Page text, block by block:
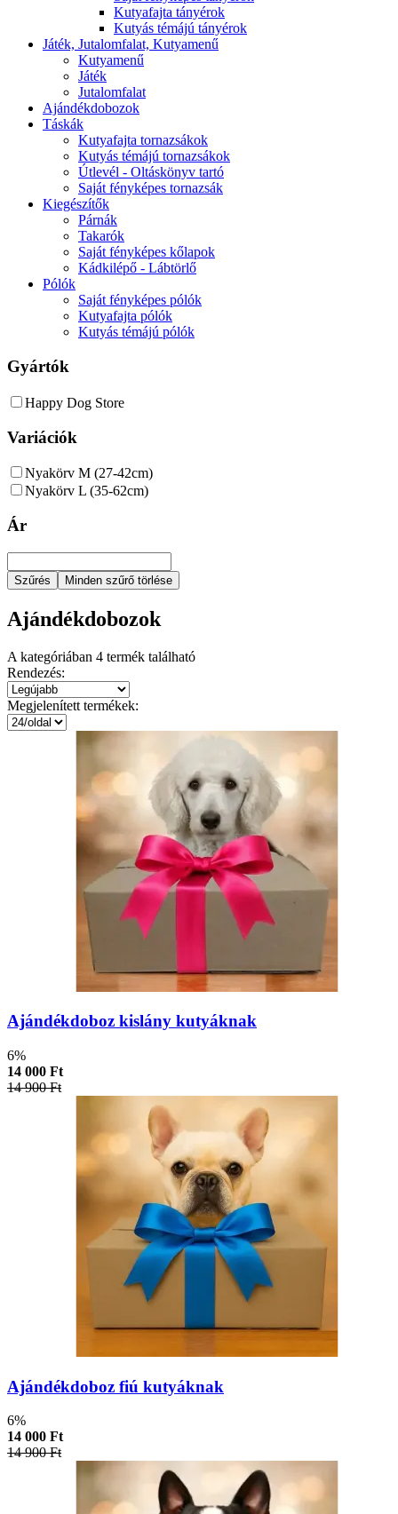
Kutyafajta tányérok
Kutyás témájú tányérok
Játék, Jutalomfalat, Kutyamenű
Kutyamenű
Játék
Jutalomfalat
Ajándékdobozok
Táskák
Kutyafajta tornazsákok
Kutyás témájú tornazsákok
Útlevél - Oltáskönyv tartó
Saját fényképes tornazsák
Kiegészítők
Párnák
Takarók
Saját fényképes kőlapok
Kádkilépő - Lábtörlő
Pólók
Saját fényképes pólók
Kutyafajta pólók
Kutyás témájú pólók
Gyártók
Happy Dog Store
Variációk
Nyakörv M (27-42cm)
Nyakörv L (35-62cm)
Ár
Szűrés Minden szűrő törlése
Ajándékdobozok
A kategóriában 4 termék található
Rendezés:
Megjelenített termékek:
Ajándékdoboz kislány kutyáknak
6%
14 000 Ft
14 900 Ft
Ajándékdoboz fiú kutyáknak
6%
14 000 Ft
14 900 Ft